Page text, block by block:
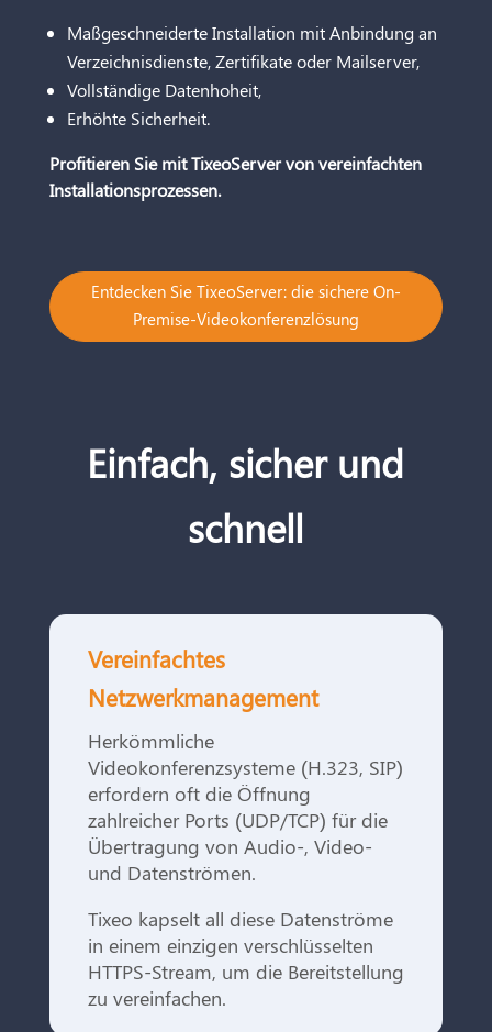
Maßgeschneiderte Installation mit Anbindung an
Verzeichnisdienste, Zertifikate oder Mailserver,
Vollständige Datenhoheit,
Erhöhte Sicherheit.
Profitieren Sie mit TixeoServer von vereinfachten
Installationsprozessen.
Entdecken Sie TixeoServer: die sichere On-
Premise-Videokonferenzlösung
Einfach, sicher und
schnell
Vereinfachtes
Netzwerkmanagement
Herkömmliche
Videokonferenzsysteme (H.323, SIP)
erfordern oft die Öffnung
zahlreicher Ports (UDP/TCP) für die
Übertragung von Audio-, Video-
und Datenströmen.
Tixeo kapselt all diese Datenströme
in einem einzigen verschlüsselten
HTTPS-Stream, um die Bereitstellung
zu vereinfachen.